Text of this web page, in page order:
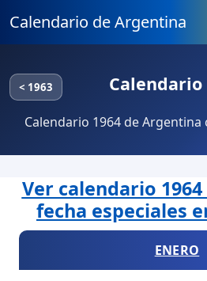
Calendario de Argentina
< 1963 Calendario
Calendario 1964 de Argentina
Ver calendario
fecha especiales
ENERO